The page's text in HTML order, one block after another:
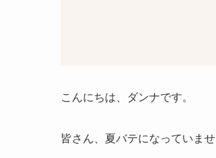
こんにちは、ダンナです。
皆さん、夏バテになっていま